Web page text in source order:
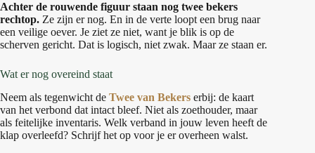
Achter de rouwende figuur staan nog twee bekers
rechtop. Ze zijn er nog. En in de verte loopt een brug naar
een veilige oever. Je ziet ze niet, want je blik is op de
scherven gericht. Dat is logisch, niet zwak. Maar ze staan er.
Wat er nog overeind staat
Neem als tegenwicht de Twee van Bekers erbij: de kaart
van het verbond dat intact bleef. Niet als zoethouder, maar
als feitelijke inventaris. Welk verband in jouw leven heeft de
klap overleefd? Schrijf het op voor je er overheen walst.